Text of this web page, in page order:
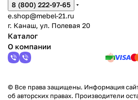
8 (800) 222-97-65
e.shop@mebel-21.ru
г. Канаш, ул. Полевая 20
Каталог
О компании
© Все права защищены. Информация
об авторских правах. Производители